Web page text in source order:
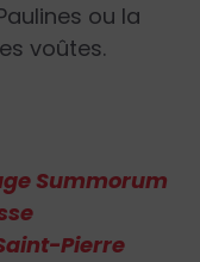
ou la
voûtes.
Summorum
Pierre